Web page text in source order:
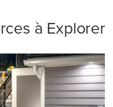
à Explorer